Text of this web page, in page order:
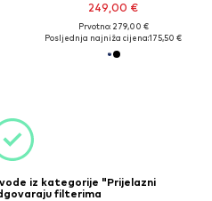
249,00 €
Prvotno: 279,00 €
Posljednja najniža cijena:175,50 €
iz kategorije "Prijelazni
filterima